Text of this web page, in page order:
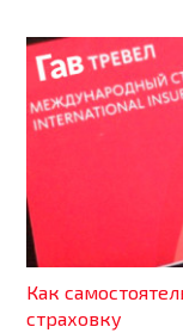
Как
страховку